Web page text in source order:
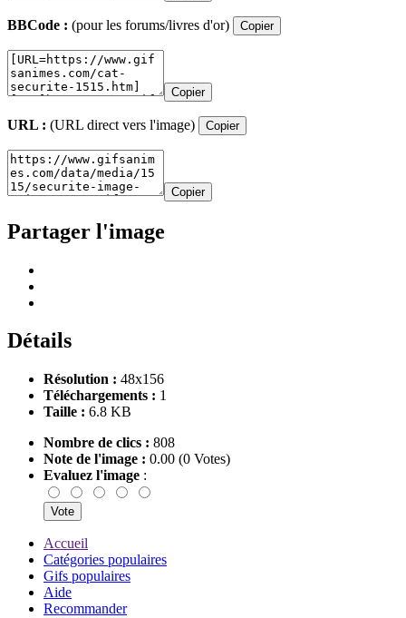
BBCode : (pour les forums/livres d'or) Copier
Copier
URL : (URL direct vers l'image) Copier
Copier
Partager l'image
Détails
Résolution : 48x156
Téléchargements : 1
Taille : 6.8 KB
Nombre de clics : 808
Note de l'image : 0.00 (0 Votes)
Evaluez l'image :
Accueil
Catégories populaires
Gifs populaires
Aide
Recommander